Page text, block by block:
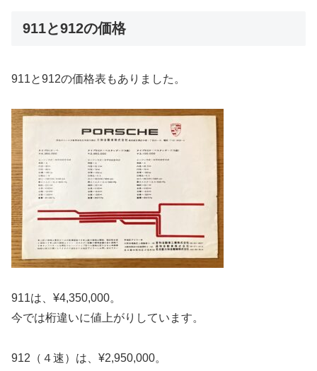
911と912の価格
911と912の価格表もありました。
911は、¥4,350,000。
今では桁違いに値上がりしています。
912（４速）は、¥2,950,000。